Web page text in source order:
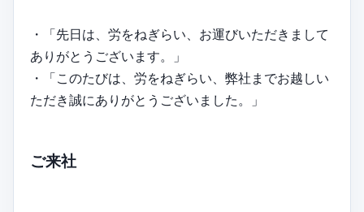
・「先日は、労をねぎらい、お運びいただきまして
ありがとうございます。」
・「このたびは、労をねぎらい、弊社までお越しい
ただき誠にありがとうございました。」
ご来社